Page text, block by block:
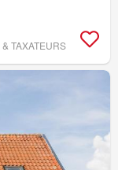
TAXATEURS